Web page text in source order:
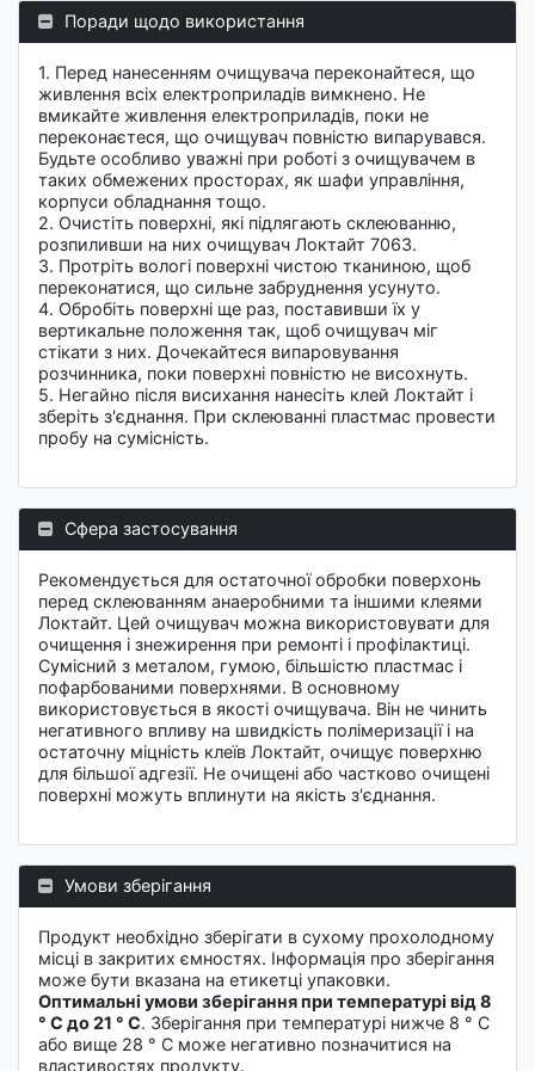
Поради щодо використання
1. Перед нанесенням очищувача переконайтеся, що
живлення всiх електроприладів вимкнено. Не
вмикайте живлення електроприладів, поки не
переконаєтеся, що очищувач повністю випарувався.
Будьте особливо уважні при роботі з очищувачем в
таких обмежених просторах, як шафи управління,
корпуси обладнання тощо.
2. Очистіть поверхні, якi підлягають склеюванню,
розпиливши на них очищувач Локтайт 7063.
3. Протріть вологі поверхні чистою тканиною, щоб
переконатися, що сильне забруднення усунуто.
4. Обробіть поверхні ще раз, поставивши їх у
вертикальне положення так, щоб очищувач міг
стікати з них. Дочекайтеся випаровування
розчинника, поки поверхні повністю не висохнуть.
5. Негайно після висихання нанесіть клей Локтайт і
зберіть з'єднання. При склеюванні пластмас провести
пробу на сумісність.
Сфера застосування
Рекомендується для остаточної обробки поверхонь
перед склеюванням анаеробними та іншими клеями
Локтайт. Цей очищувач можна використовувати для
очищення і знежирення при ремонті і профілактиці.
Cумісний з металом, гумою, більшістю пластмас і
пофарбованими поверхнями. В основному
використовується в якості очищувача. Він не чинить
негативного впливу на швидкість полімеризації і на
остаточну міцність клеїв Локтайт, очищує поверхню
для більшої адгезії. Не очищені або частково очищені
поверхні можуть вплинути на якість з'єднання.
Умови зберігання
Продукт необхідно зберігати в сухому прохолодному
місці в закритих ємностях. Інформація про зберігання
може бути вказана на етикетці упаковки.
Оптимальні умови зберігання при температурі від 8
° C до 21 ° C. Зберігання при температурі нижче 8 ° C
або вище 28 ° C може негативно позначитися на
властивостях продукту.